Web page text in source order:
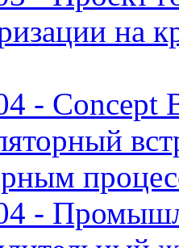
на
- Concept
-